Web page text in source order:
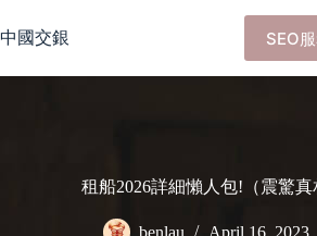
to
content
中國交銀 SEO
租船2026詳細懶人包!（震驚真